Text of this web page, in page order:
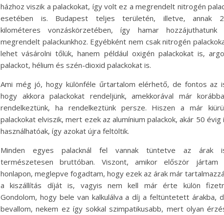
házhoz viszik a palackokat, így volt ez a megrendelt nitrogén
esetében is. Budapest teljes területén, illetve, annak
kilométeres vonzáskörzetében, így hamar hozzájuthatunk
megrendelt palackunkhoz. Egyébként nem csak nitrogén
lehet vásárolni tőlük, hanem például oxigén palackokat is,
palackot, hélium és szén-dioxid palackokat is.
Ami még jó, hogy különféle űrtartalom elérhető, de fontos az
hogy akkora palackokat rendeljünk, amekkorával már
rendelkeztünk, ha rendelkeztünk persze. Hiszen a már
palackokat elviszik, mert ezek az alumínium palackok, akár 50 évig
használhatóak, így azokat újra feltöltik.
Minden egyes palacknál fel vannak tüntetve az árak
természetesen bruttóban. Viszont, amikor először jártam
honlapon, meglepve fogadtam, hogy ezek az árak már
a kiszállítás díját is, vagyis nem kell már érte külön
Gondolom, hogy bele van kalkulálva a díj a feltüntetett árakba,
bevallom, nekem ez így sokkal szimpatikusabb, mert olyan